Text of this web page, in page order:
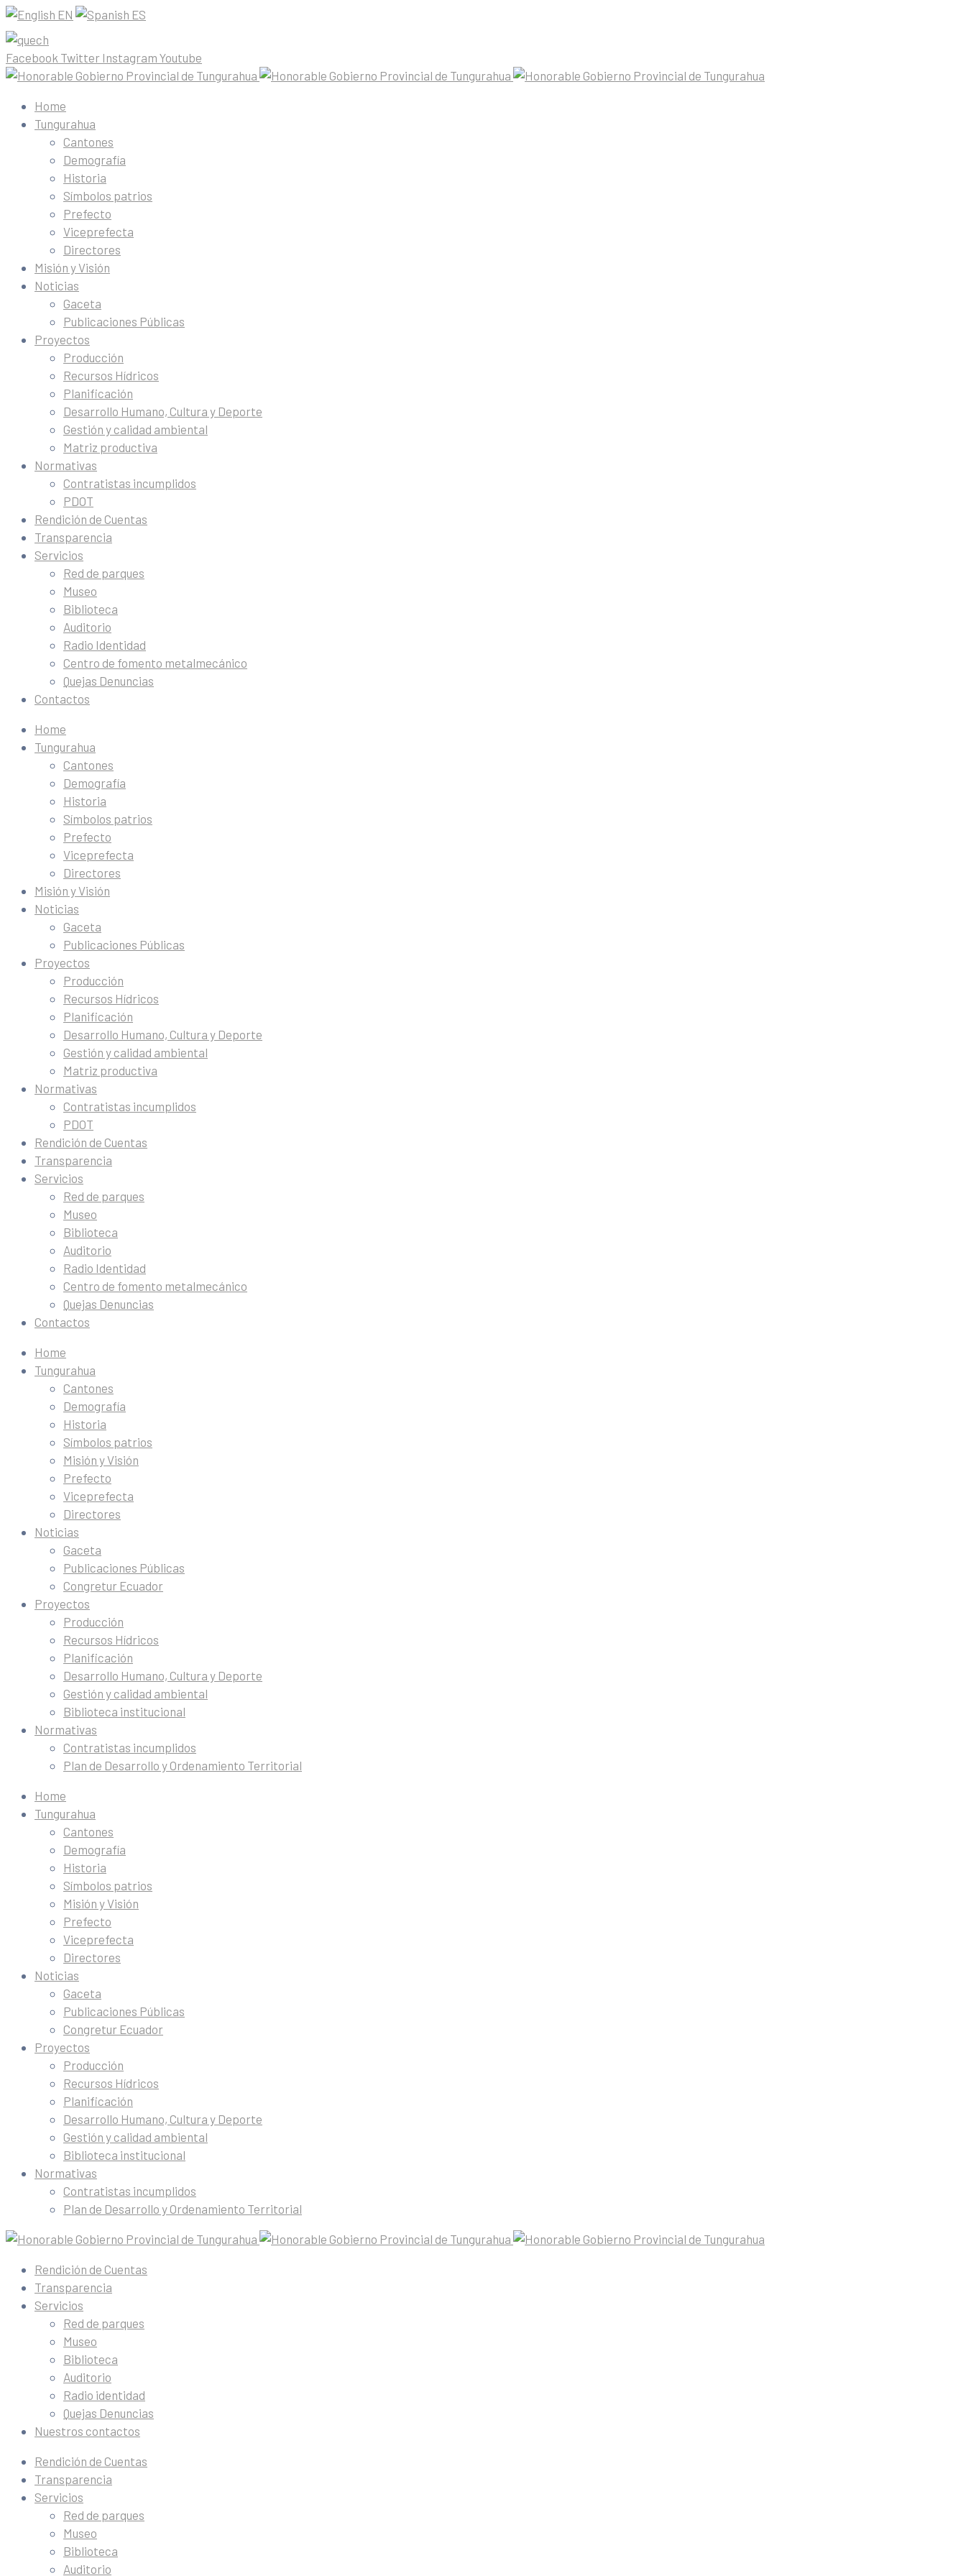
EN ES
Facebook Twitter Instagram Youtube
Home
Tungurahua
Cantones
Demografía
Historia
Símbolos patrios
Prefecto
Viceprefecta
Directores
Misión y Visión
Noticias
Gaceta
Publicaciones Públicas
Proyectos
Producción
Recursos Hídricos
Planificación
Desarrollo Humano, Cultura y Deporte
Gestión y calidad ambiental
Matriz productiva
Normativas
Contratistas incumplidos
PDOT
Rendición de Cuentas
Transparencia
Servicios
Red de parques
Museo
Biblioteca
Auditorio
Radio Identidad
Centro de fomento metalmecánico
Quejas Denuncias
Contactos
Home
Tungurahua
Cantones
Demografía
Historia
Símbolos patrios
Prefecto
Viceprefecta
Directores
Misión y Visión
Noticias
Gaceta
Publicaciones Públicas
Proyectos
Producción
Recursos Hídricos
Planificación
Desarrollo Humano, Cultura y Deporte
Gestión y calidad ambiental
Matriz productiva
Normativas
Contratistas incumplidos
PDOT
Rendición de Cuentas
Transparencia
Servicios
Red de parques
Museo
Biblioteca
Auditorio
Radio Identidad
Centro de fomento metalmecánico
Quejas Denuncias
Contactos
Home
Tungurahua
Cantones
Demografía
Historia
Símbolos patrios
Misión y Visión
Prefecto
Viceprefecta
Directores
Noticias
Gaceta
Publicaciones Públicas
Congretur Ecuador
Proyectos
Producción
Recursos Hídricos
Planificación
Desarrollo Humano, Cultura y Deporte
Gestión y calidad ambiental
Biblioteca institucional
Normativas
Contratistas incumplidos
Plan de Desarrollo y Ordenamiento Territorial
Home
Tungurahua
Cantones
Demografía
Historia
Símbolos patrios
Misión y Visión
Prefecto
Viceprefecta
Directores
Noticias
Gaceta
Publicaciones Públicas
Congretur Ecuador
Proyectos
Producción
Recursos Hídricos
Planificación
Desarrollo Humano, Cultura y Deporte
Gestión y calidad ambiental
Biblioteca institucional
Normativas
Contratistas incumplidos
Plan de Desarrollo y Ordenamiento Territorial
Rendición de Cuentas
Transparencia
Servicios
Red de parques
Museo
Biblioteca
Auditorio
Radio identidad
Quejas Denuncias
Nuestros contactos
Rendición de Cuentas
Transparencia
Servicios
Red de parques
Museo
Biblioteca
Auditorio